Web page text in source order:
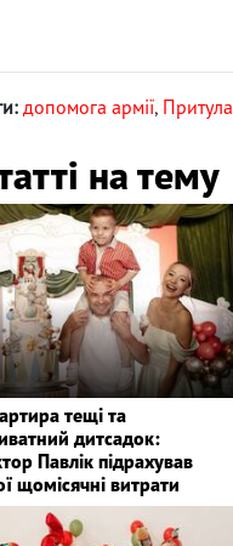
допомога армії, Притула
на тему
тещі та
дитсадок:
Павлік підрахував
щомісячні витрати